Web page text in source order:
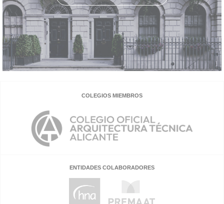
COLEGIOS MIEMBROS
ENTIDADES COLABORADORES